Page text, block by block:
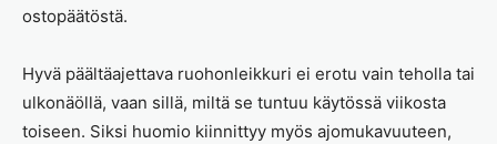
ostopäätöstä.
Hyvä päältäajettava ruohonleikkuri ei erotu vain teholla tai
ulkonäöllä, vaan sillä, miltä se tuntuu käytössä viikosta
toiseen. Siksi huomio kiinnittyy myös ajomukavuuteen,